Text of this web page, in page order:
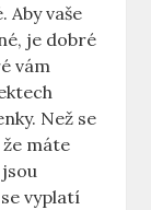
Aby vaše
je dobré
vám
Než se
máte
vyplatí